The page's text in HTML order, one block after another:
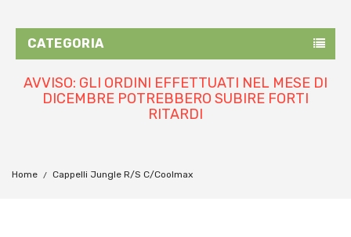
CATEGORIA
AVVISO: GLI ORDINI EFFETTUATI NEL MESE DI
DICEMBRE POTREBBERO SUBIRE FORTI
RITARDI
Home Cappelli Jungle R/S C/coolmax